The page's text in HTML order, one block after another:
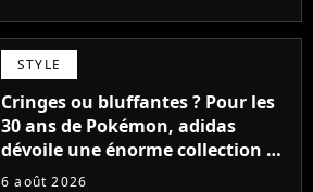
STYLE
Cringes ou bluffantes ? Pour les
30 ans de Pokémon, adidas
dévoile une énorme collection de
sneakers et je ne sais pas quoi en
6 août 2026